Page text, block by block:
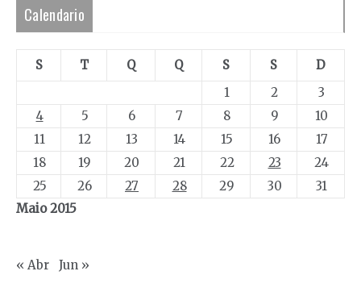
Calendario
Maio 2015
S T Q Q S S
D
1
2
3
4
5 6 7 8 9
10
11
12 13 14 15 16
17
18
19 20 21 22 23
24
25
26 27 28 29 30 31
« Abr Jun »